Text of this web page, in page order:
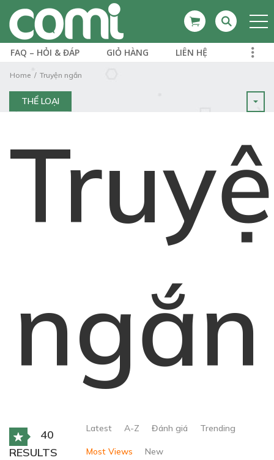
FAQ – HỎI & ĐÁP GIỎ HÀNG LIÊN HỆ
Home Truyện ngắn
THỂ LOẠI
ngắn
40
RESULTS
Latest A-Z Đánh giá Trending
Most Views New